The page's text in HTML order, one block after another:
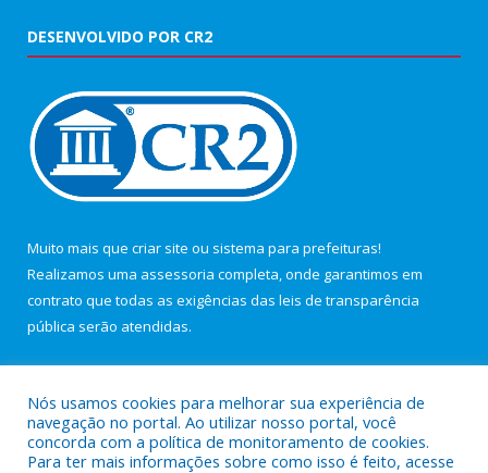
DESENVOLVIDO POR CR2
Muito mais que criar site ou sistema para prefeituras!
Realizamos uma assessoria completa, onde garantimos em
contrato que todas as exigências das leis de transparência
pública serão atendidas.
Nós usamos cookies para melhorar sua experiência de
navegação no portal. Ao utilizar nosso portal, você
concorda com a política de monitoramento de cookies.
Para ter mais informações sobre como isso é feito, acesse